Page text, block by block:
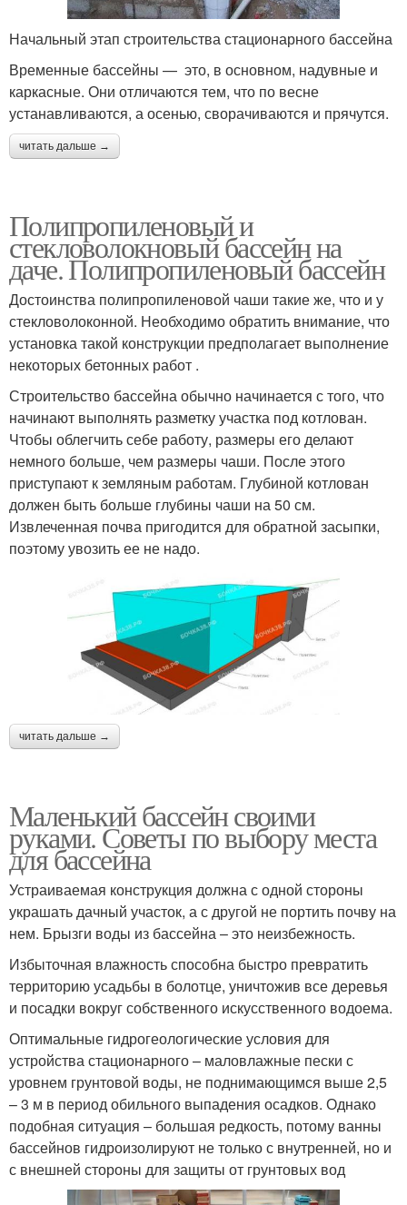
Начальный этап строительства стационарного бассейна
Временные бассейны — это, в основном, надувные и
каркасные. Они отличаются тем, что по весне
устанавливаются, а осенью, сворачиваются и прячутся.
читать дальше →
Полипропиленовый и
стекловолокновый бассейн на
даче. Полипропиленовый бассейн
Достоинства полипропиленовой чаши такие же, что и у
стекловолоконной. Необходимо обратить внимание, что
установка такой конструкции предполагает выполнение
некоторых бетонных работ .
Строительство бассейна обычно начинается с того, что
начинают выполнять разметку участка под котлован.
Чтобы облегчить себе работу, размеры его делают
немного больше, чем размеры чаши. После этого
приступают к земляным работам. Глубиной котлован
должен быть больше глубины чаши на 50 см.
Извлеченная почва пригодится для обратной засыпки,
поэтому увозить ее не надо.
читать дальше →
Маленький бассейн своими
руками. Советы по выбору места
для бассейна
Устраиваемая конструкция должна с одной стороны
украшать дачный участок, а с другой не портить почву на
нем. Брызги воды из бассейна – это неизбежность.
Избыточная влажность способна быстро превратить
территорию усадьбы в болотце, уничтожив все деревья
и посадки вокруг собственного искусственного водоема.
Оптимальные гидрогеологические условия для
устройства стационарного – маловлажные пески с
уровнем грунтовой воды, не поднимающимся выше 2,5
– 3 м в период обильного выпадения осадков. Однако
подобная ситуация – большая редкость, потому ванны
бассейнов гидроизолируют не только с внутренней, но и
с внешней стороны для защиты от грунтовых вод